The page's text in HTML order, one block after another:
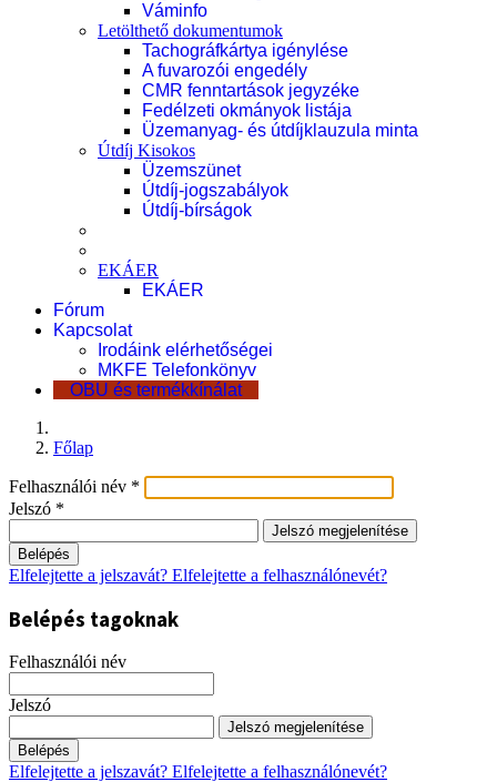
Váminfo
Letölthető dokumentumok
Tachográfkártya igénylése
A fuvarozói engedély
CMR fenntartások jegyzéke
Fedélzeti okmányok listája
Üzemanyag- és útdíjklauzula minta
Útdíj Kisokos
Üzemszünet
Útdíj-jogszabályok
Útdíj-bírságok
EKÁER
EKÁER
Fórum
Kapcsolat
Irodáink elérhetőségei
MKFE Telefonkönyv
OBU és termékkínálat
Főlap
Felhasználói név *
Jelszó *
Jelszó megjelenítése
Belépés
Elfelejtette a jelszavát? Elfelejtette a felhasználónevét?
Belépés tagoknak
Felhasználói név
Jelszó
Jelszó megjelenítése
Belépés
Elfelejtette a jelszavát? Elfelejtette a felhasználónevét?